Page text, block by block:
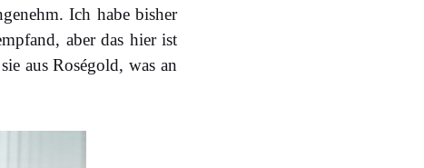
Ich habe bisher
aber das hier ist
aus Roségold, was an